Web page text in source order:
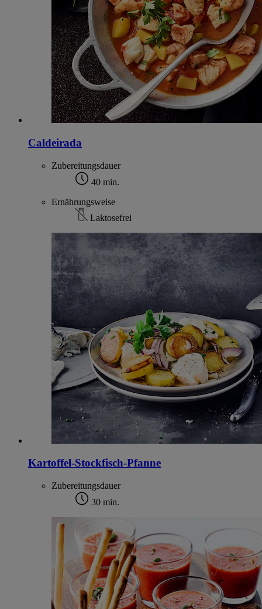
Caldeirada
Zubereitungsdauer
40 min.
Ernährungsweise
Laktosefrei
Kartoffel-Stockfisch-Pfanne
Zubereitungsdauer
30 min.